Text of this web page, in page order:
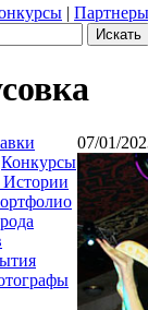
| Партнеры
Конкурсы
Истории
07/01/